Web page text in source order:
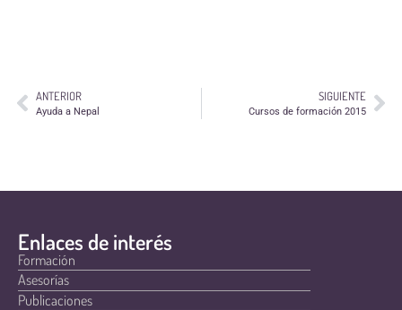
ANTERIOR
Ayuda a Nepal
SIGUIENTE
Cursos de formación 2015
Enlaces de interés
Formación
Asesorías
Publicaciones